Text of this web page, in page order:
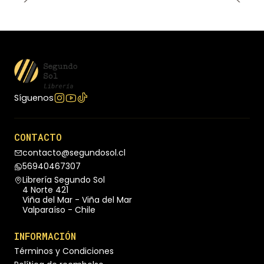
Síguenos
CONTACTO
contacto@segundosol.cl
56940467307
Librería Segundo Sol
4 Norte 421
Viña del Mar - Viña del Mar
Valparaíso - Chile
INFORMACIÓN
Términos y Condiciones